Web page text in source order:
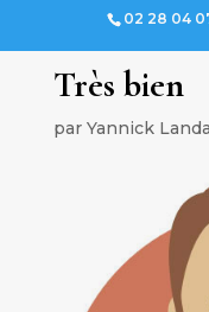
02 28 04
Très bien
par Yannick